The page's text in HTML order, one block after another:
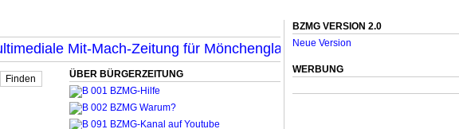
Mit-Mach-Zeitung für Mönchengladbach & Umland wird ab
ÜBER BÜRGERZEITUNG
BZMG VERSION 2.0
Neue Version
WERBUNG